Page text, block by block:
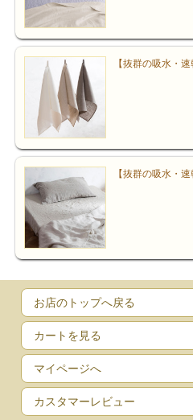
洗濯や使用頻度にもよりますが、リ
何度も使って洗濯をしているうち、
らかで滑らかな肌触りになります。
通常の洗濯用洗剤で、洗濯機で洗え
ただし、蛍光剤や増白剤の含まれ
繊維は傷み、毛羽立ちも多くなりま
半乾きの状態でアイロンをかける
めます。
リネン・その歴史とプロ
リネンの起源は、紀元前5000～
類が作ったもっとも古い繊維がリネ
涼しくて夏の日の長い地方で育つ
ヨーロッパ中に広まり、おもに暮ら
で、常になくてはならない布になり
子がお嫁に行くときに、イニシャル
い持っていく、という習慣をご存
ヨーロッパの良家では、家宝として
ーブルリネンやベッドリネンは そ
【抜群の吸水・
【抜群の吸水・
お店のトップへ戻る
カートを見る
マイページへ
カスタマーレビュー